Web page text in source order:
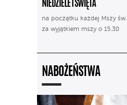
NIEDZIELE I ŚWIĘTA
na początku każdej Mszy św.
za wyjątkiem mszy o 15.30
NABOŻEŃSTWA